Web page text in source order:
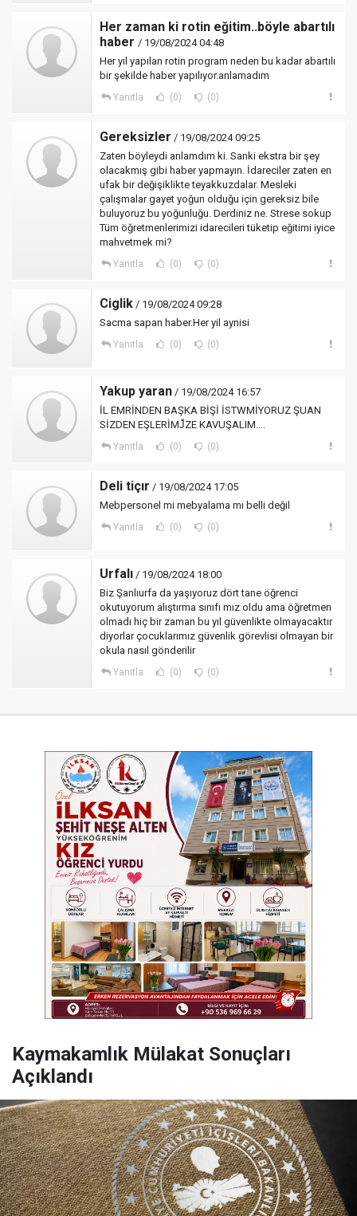
Her zaman ki rotin eğitim..böyle abartılı
haber / 19/08/2024 04:48
Her yıl yapılan rotin program neden bu kadar abartılı
bir şekilde haber yapılıyor.anlamadım
Yanıtla (0) (0)
Gereksizler / 19/08/2024 09:25
Zaten böyleydi anlamdım ki. Sanki ekstra bir şey
olacakmış gibi haber yapmayın. İdareciler zaten en
ufak bir değişiklikte teyakkuzdalar. Mesleki
çalışmalar gayet yoğun olduğu için gereksiz bile
buluyoruz bu yoğunluğu. Derdiniz ne. Strese sokup
Tüm öğretmenlerimizi idarecileri tüketip eğitimi iyice
mahvetmek mi?
Yanıtla (0) (0)
Ciglik / 19/08/2024 09:28
Sacma sapan haber.Her yil aynisi
Yanıtla (0) (0)
Yakup yaran / 19/08/2024 16:57
İL EMRİNDEN BAŞKA BİŞİ İSTWMİYORUZ ŞUAN
SİZDEN EŞLERİMJ̌ZE KAVUŞALIM....
Yanıtla (0) (0)
Deli tiçır / 19/08/2024 17:05
Mebpersonel mi mebyalama mı belli değil
Yanıtla (0) (0)
Urfalı / 19/08/2024 18:00
Biz Şanlıurfa da yaşıyoruz dört tane öğrenci
okutuyorum alıştırma sınıfı mız oldu ama öğretmen
olmadı hiç bir zaman bu yıl güvenlikte olmayacaktır
diyorlar çocuklarımız güvenlik görevlisi olmayan bir
okula nasıl gönderilir
Yanıtla (0) (0)
Kaymakamlık Mülakat Sonuçları
Açıklandı